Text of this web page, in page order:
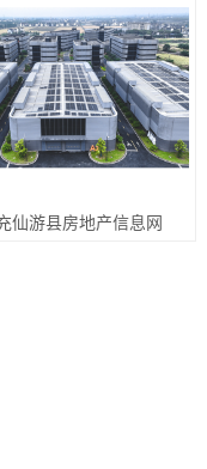
仙游县房地产信息网